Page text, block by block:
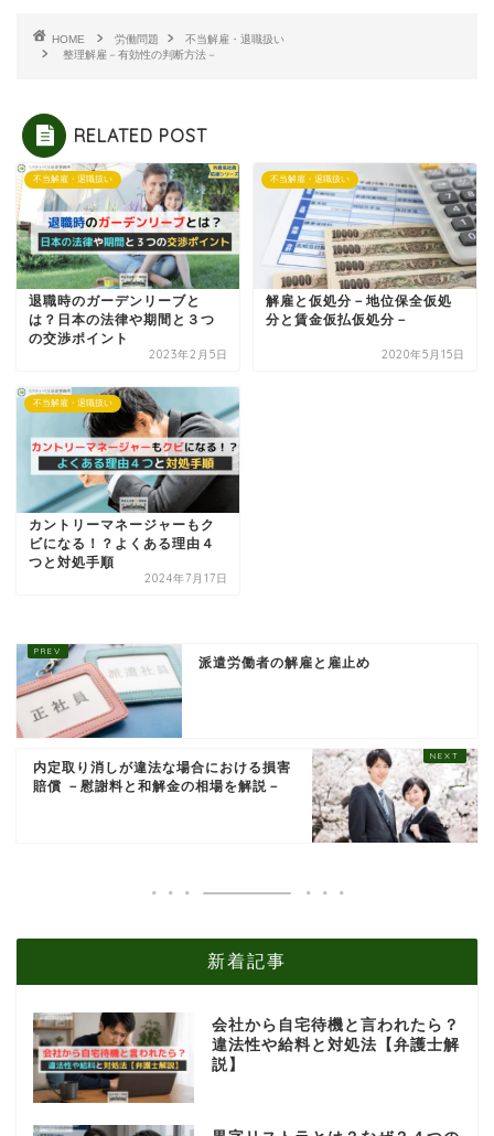
HOME 労働問題
不当解雇・退職扱い
整理解雇－有効性の判断方法－
RELATED POST
不当解雇・退職扱い
退職時のガーデンリーブと
は？日本の法律や期間と３つ
の交渉ポイント
2023年2月5日
不当解雇・退職扱い
解雇と仮処分－地位保全仮処
分と賃金仮払仮処分－
2020年5月15日
不当解雇・退職扱い
カントリーマネージャーもク
ビになる！？よくある理由４
つと対処手順
2024年7月17日
派遣労働者の解雇と雇止め
内定取り消しが違法な場合における損害
賠償 －慰謝料と和解金の相場を解説－
新着記事
会社から自宅待機と言われたら？
違法性や給料と対処法【弁護士解
説】